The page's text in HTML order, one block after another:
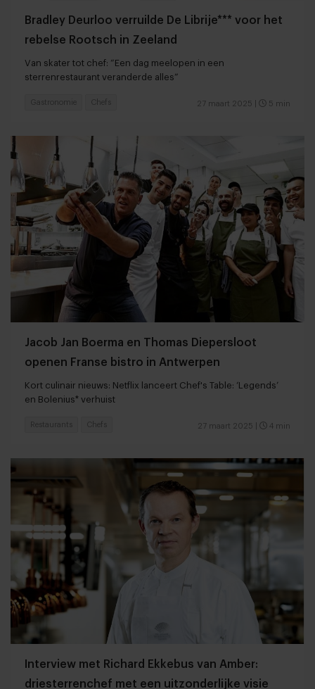
Bradley Deurloo verruilde De Librije*** voor het
rebelse Rootsch in Zeeland
Van skater tot chef: “Een dag meelopen in een
sterrenrestaurant veranderde alles”
27 maart 2025 5 min
Gastronomie Chefs
Jacob Jan Boerma en Thomas Diepersloot
openen Franse bistro in Antwerpen
Kort culinair nieuws: Netflix lanceert Chef's Table: ‘Legends’
en Bolenius* verhuist
27 maart 2025 4 min
Restaurants Chefs
Interview met Richard Ekkebus van Amber:
driesterrenchef met een uitzonderlijke visie